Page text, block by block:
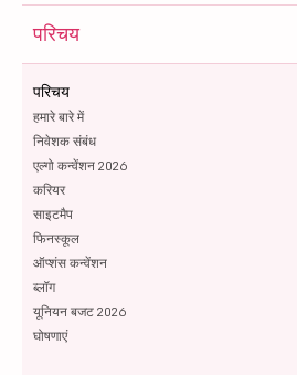
परिचय
परिचय
हमारे बारे में
निवेशक संबंध
एल्गो कन्वेंशन 2026
करियर
साइटमैप
फिनस्कूल
ऑप्शंस कन्वेंशन
ब्लॉग
यूनियन बजट 2026
घोषणाएं